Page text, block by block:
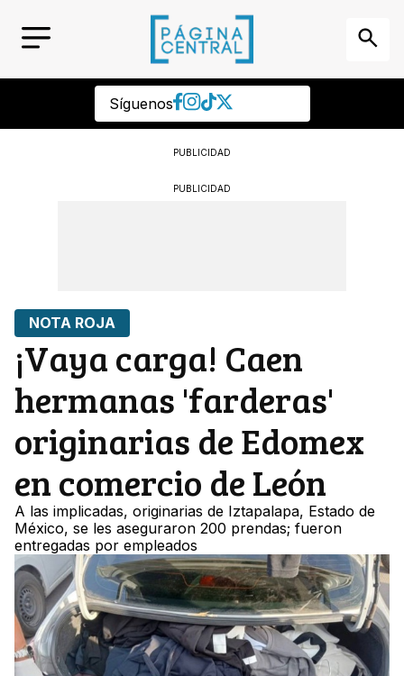
Síguenos
PUBLICIDAD
PUBLICIDAD
NOTA ROJA
¡Vaya carga! Caen
hermanas 'farderas'
originarias de Edomex
en comercio de León
A las implicadas, originarias de Iztapalapa, Estado de
México, se les aseguraron 200 prendas; fueron
entregadas por empleados